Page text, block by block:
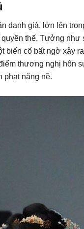
danh giá, lớn lên
thế. Tưởng
biến cố bất ngờ xảy
thương nghị hôn
phạt nặng nề.